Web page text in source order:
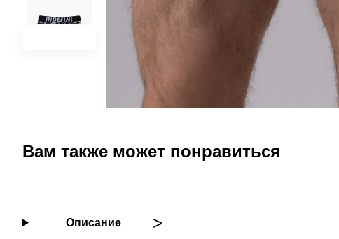
Вам также может понравиться
Описание